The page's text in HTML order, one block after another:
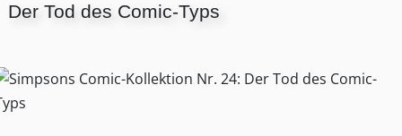
Der Tod des Comic-Typs